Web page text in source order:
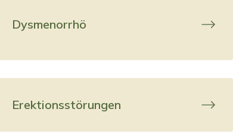
Dysmenorrhö
Erektionsstörungen